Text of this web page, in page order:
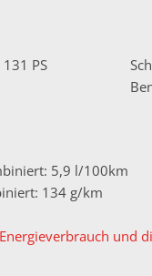
PS
5,9 l/100km
134 g/km
und